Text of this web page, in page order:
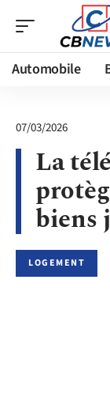
Automobile
07/03/2026
La
biens
LOGEMENT